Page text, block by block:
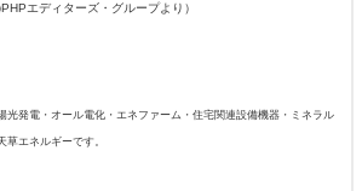
エディターズ・グループより）
光発電・オール電化・エネファーム・住宅関連設備機器・ミネラル
草エネルギーです。